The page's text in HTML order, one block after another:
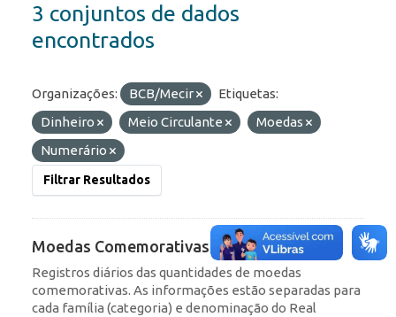
3 conjuntos de dados
encontrados
Organizações: BCB/Mecir
Etiquetas:
Dinheiro
Meio Circulante
Moedas
Numerário
Filtrar Resultados
Moedas Comemorativas
Registros diários das quantidades de moedas
comemorativas. As informações estão separadas para
cada família (categoria) e denominação do Real